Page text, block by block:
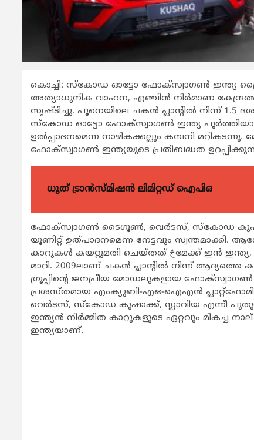
കൊച്ചി: സ്കോഡ ഓട്ടോ ഫോക്സ്വാഗണ്‍ ഇന്ത്യ
അത്യാധുനിക വാഹന, എഞ്ചിന്‍ നിര്‍മാണ
സൃഷ്ടിച്ചു. പൂനെയിലെ ചകന്‍ പ്ലാന്‍റില്‍ നിന്ന്
സ്കോഡ ഓട്ടോ ഫോക്സ്വാഗണ്‍ ഇന്ത്യ
ഉല്‍പ്പാദനമെന്ന നാഴികക്കല്ലും കമ്പനി
ഫോക്സ്വാഗണ്‍ ഇന്ത്യയുടെ പ്രതിബദ്ധത
ധൂത് ട്രാൻസ്മിഷൻ ലിമിറ്റഡ് ഐപിഒ
ഫോക്സ്വാഗണ്‍ ടൈഗൂണ്‍, വെര്‍ടസ്, സ്കോഡ കുഷാക്ക്,
യൂണിറ്റ് ഉത്പാദനമെന്ന നേട്ടവും സ്വന്തമാക്കി.
കാറുകള്‍ കയറ്റുമതി ചെയ്തത് څമേക്ക് ഇന്‍ ഇന്ത്യ, ഫോര്‍ ദ വേള്‍ഡ്چ എന്നതിന്‍റെ മികച്ച പ്രകടനമായി
മാറി. 2009ലാണ് ചകന്‍ പ്ലാന്‍റില്‍ നിന്ന്
ഗ്രൂപ്പിന്‍റെ ജനപ്രീയ മോഡലുകളായ
പ്രശസ്തമായ എംക്യുബി-എഒ-ഐഎന്‍
വെര്‍ടസ്, സ്കോഡ കുഷാക്ക്, സ്ലാവിയ എന്നീ
ഇന്ത്യന്‍ നിര്‍മ്മിത കാറുകളുടെ ഏറ്റവും മികച്ച
ഇന്ത്യയാണ്.